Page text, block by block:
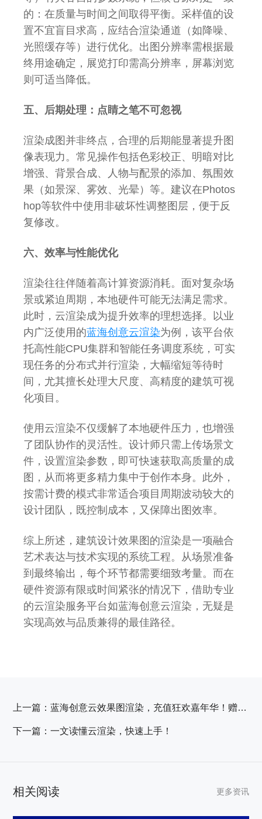
的：在质量与时间之间取得平衡。采样值的设
置不宜盲目求高，应结合渲染通道（如降噪、
光照缓存等）进行优化。出图分辨率需根据最
终用途确定，展览打印需高分辨率，屏幕浏览
则可适当降低。
五、后期处理：点睛之笔不可忽视
渲染成图并非终点，合理的后期能显著提升图
像表现力。常见操作包括色彩校正、明暗对比
增强、背景合成、人物与配景的添加、氛围效
果（如景深、雾效、光晕）等。建议在Photos
hop等软件中使用非破坏性调整图层，便于反
复修改。
六、效率与性能优化
渲染往往伴随着高计算资源消耗。面对复杂场
景或紧迫周期，本地硬件可能无法满足需求。
此时，云渲染成为提升效率的理想选择。以业
内广泛使用的蓝海创意云渲染为例，该平台依
托高性能CPU集群和智能任务调度系统，可实
现任务的分布式并行渲染，大幅缩短等待时
间，尤其擅长处理大尺度、高精度的建筑可视
化项目。
使用云渲染不仅缓解了本地硬件压力，也增强
了团队协作的灵活性。设计师只需上传场景文
件，设置渲染参数，即可快速获取高质量的成
图，从而将更多精力集中于创作本身。此外，
按需计费的模式非常适合项目周期波动较大的
设计团队，既控制成本，又保障出图效率。
综上所述，建筑设计效果图的渲染是一项融合
艺术表达与技术实现的系统工程。从场景准备
到最终输出，每个环节都需要细致考量。而在
硬件资源有限或时间紧张的情况下，借助专业
的云渲染服务平台如蓝海创意云渲染，无疑是
实现高效与品质兼得的最佳路径。
上一篇： 蓝海创意云效果图渲染，充值狂欢嘉年华！赠送比例高达107%！
下一篇： 一文读懂云渲染，快速上手！
相关阅读 更多资讯